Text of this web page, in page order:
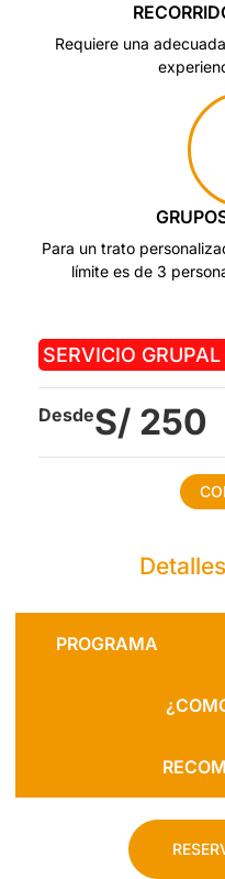
Requiere una
Para un trato
límite es de 3
SERVICIO GRUPAL
DesdeS/ 250
PROGRAMA